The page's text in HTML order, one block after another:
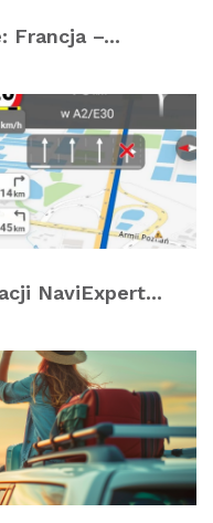
Francja –...
NaviExpert...